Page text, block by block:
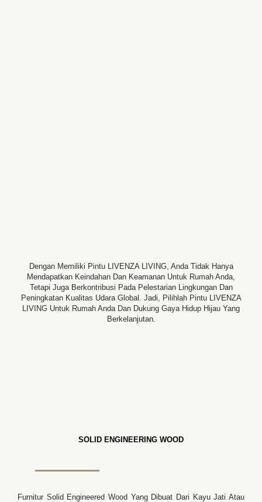
Dengan Memiliki Pintu LIVENZA LIVING, Anda Tidak Hanya
Mendapatkan Keindahan Dan Keamanan Untuk Rumah Anda,
Tetapi Juga Berkontribusi Pada Pelestarian Lingkungan Dan
Peningkatan Kualitas Udara Global. Jadi, Pilihlah Pintu LIVENZA
LIVING Untuk Rumah Anda Dan Dukung Gaya Hidup Hijau Yang
Berkelanjutan.
SOLID ENGINEERING WOOD
Furnitur Solid Engineered Wood Yang Dibuat Dari Kayu Jati Atau